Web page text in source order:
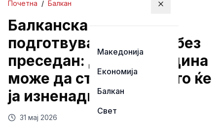
Затвори мени
Македонија
Економија
Балкан
Свет
Почетна / Балкан
Балканска држава
подготвува воен скок без
преседан: До 2030 година
може да стане сила што ќе
ја изненади Европа
31 мај 2026